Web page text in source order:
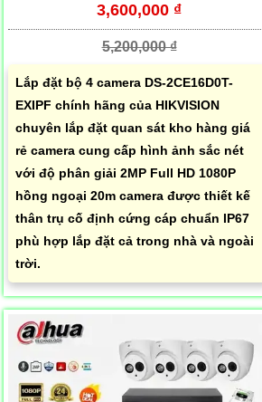
3,600,000 ₫
5,200,000 ₫
Lắp đặt bộ 4 camera DS-2CE16D0T-
EXIPF chính hãng của HIKVISION
chuyên lắp đặt quan sát kho hàng giá
rẻ camera cung cấp hình ảnh sắc nét
với độ phân giải 2MP Full HD 1080P
hồng ngoại 20m camera được thiết kế
thân trụ cố định cứng cáp chuẩn IP67
phù hợp lắp đặt cả trong nhà và ngoài
trời.